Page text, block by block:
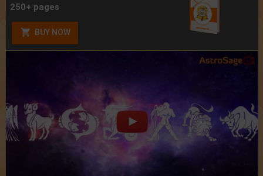
250+ pages
BUY NOW